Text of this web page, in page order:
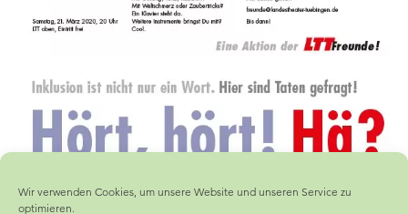
Wir verwenden Cookies, um unsere Website und unseren Service zu
optimieren.